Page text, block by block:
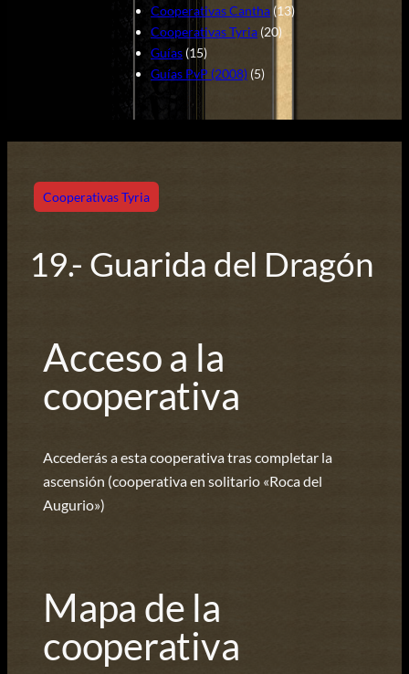
Cooperativas Cantha (13)
Cooperativas Tyria (20)
Guías (15)
Guías PvP (2008) (5)
Cooperativas Tyria
19.- Guarida del Dragón
Acceso a la
cooperativa
Accederás a esta cooperativa tras completar la
ascensión (cooperativa en solitario «Roca del
Augurio»)
Mapa de la
cooperativa